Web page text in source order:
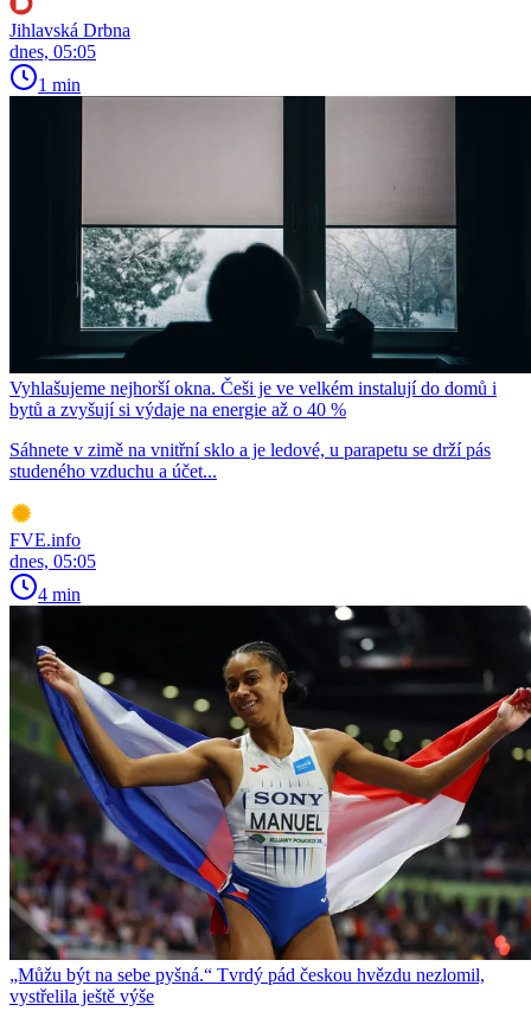
Jihlavská Drbna
dnes, 05:05
1 min
Vyhlašujeme nejhorší okna. Češi je ve velkém instalují do domů i
bytů a zvyšují si výdaje na energie až o 40 %
Sáhnete v zimě na vnitřní sklo a je ledové, u parapetu se drží pás
studeného vzduchu a účet...
FVE.info
dnes, 05:05
4 min
„Můžu být na sebe pyšná.“ Tvrdý pád českou hvězdu nezlomil,
vystřelila ještě výše